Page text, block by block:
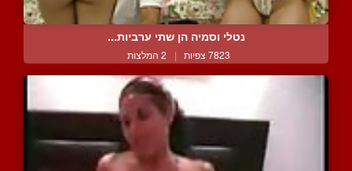
נטלי וסמיה הן שתי ערביות...
7823 צפיות | 2 המלצות